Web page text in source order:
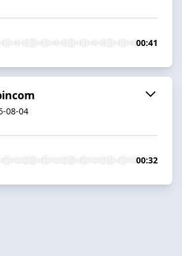
00:41
08-04
00:32